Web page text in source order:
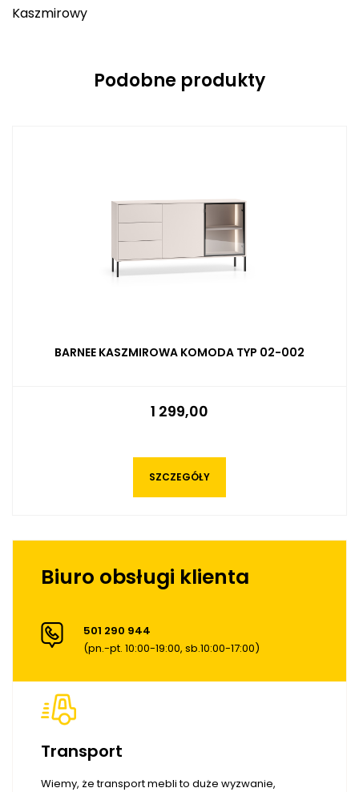
Kaszmirowy
Podobne produkty
BARNEE KASZMIROWA KOMODA TYP 02-002
1 299,00
SZCZEGÓŁY
Biuro obsługi klienta
501 290 944
(pn.-pt. 10:00-19:00, sb.10:00-17:00)
Transport
Wiemy, że transport mebli to duże wyzwanie,